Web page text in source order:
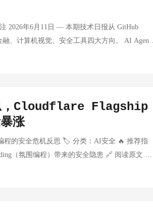
于 Go 语言中「过度空指针检查」现象的技术文
指针的过度防御性检查，这些检查不仅降低了
nil 和其他语言（Java、C#）的 null 语义不同，
2026年6月11日 — 本期技术日报从 GitHub
、计算机视觉、安全工具四大方向。 AI Agent
人 AI 助手框架，支持任意 OS 和平台，37.7万
支持检测、分割、跟踪，本周+3000星，总星
来自 Roboflow，是 CV 领域最实用的开源工具之
友好，可无缝集成到各类视觉 pipeline 中。对
必备工具库。 量化金融 🏷️ Microsoft Qlib — AI
，Cloudflare Flagship
涨
程的安全危机反思 🏷️ 分类：AI安全 🔥 推荐指
（氛围编程）带来的安全隐患 🔗 阅读原文 💡
程面临前所未有的挑战。这篇文章系统性地分